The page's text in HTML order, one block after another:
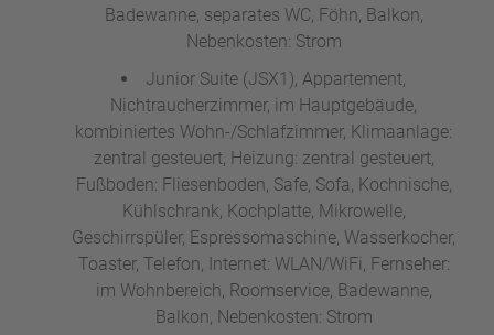
Badewanne, separates WC, Föhn, Balkon,
Nebenkosten: Strom
Junior Suite (JSX1), Appartement,
Nichtraucherzimmer, im Hauptgebäude,
kombiniertes Wohn-/Schlafzimmer, Klimaanlage:
zentral gesteuert, Heizung: zentral gesteuert,
Fußboden: Fliesenboden, Safe, Sofa, Kochnische,
Kühlschrank, Kochplatte, Mikrowelle,
Geschirrspüler, Espressomaschine, Wasserkocher,
Toaster, Telefon, Internet: WLAN/WiFi, Fernseher:
im Wohnbereich, Roomservice, Badewanne,
Balkon, Nebenkosten: Strom